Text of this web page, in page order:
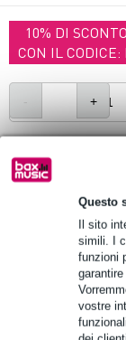
Questo
Il sito
simili. I
funzioni
vostre
10% DI
CON IL CODICE:
Ordina prima
Oltre 48.000
1.250 marchi
Informazioni
Specifiche complete